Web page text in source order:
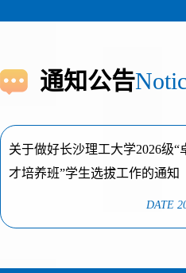
通知公告
关于做好长沙理工大学2026级“
才培养班”学生选拔工作的通知
DATE